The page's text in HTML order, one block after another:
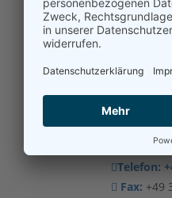
E-Mail:
Herr
Bauleitung
Telefon:
Fax: +49